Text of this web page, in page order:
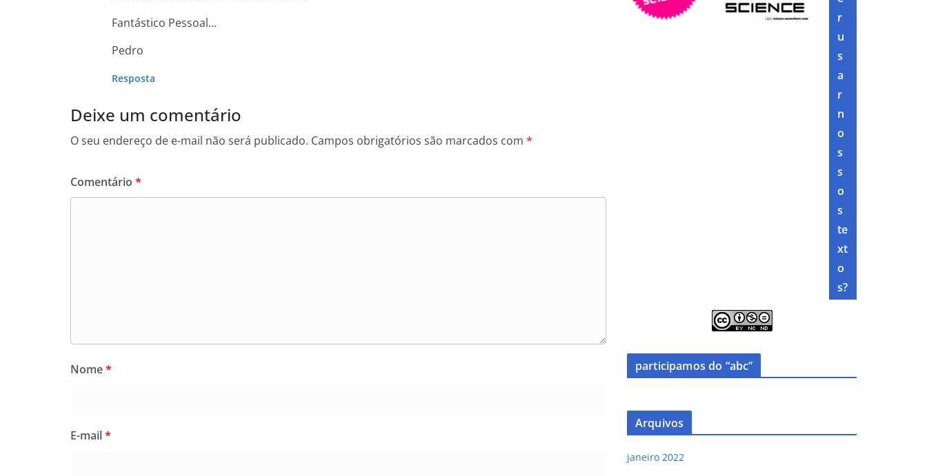
Fantástico Pessoal...
Pedro
Resposta
Deixe um comentário
O seu endereço de e-mail não será publicado. Campos obrigatórios são marcados com *
Comentário *
Nome*
E-mail*
r
u
s
a
r
n
o
s
s
o
s
te
xt
o
s?
participamos do “abc”
Arquivos
janeiro 2022